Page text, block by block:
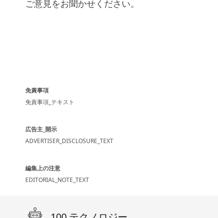
ご意見をお聞かせください。
免責事項
免責事項_テキスト
広告主_開示
ADVERTISER_DISCLOSURE_TEXT
編集上の注意
EDITORIAL_NOTE_TEXT